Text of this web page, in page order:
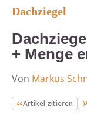
Dachziegel
+ Menge
Von Markus
Artikel zitieren